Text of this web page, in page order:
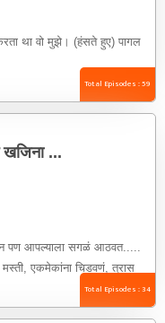
था वो मुझे। (हंसते हुए) पागल
Total Episodes : 59
...
पण आपल्याला सगळं आठवत.....
एकमेकांना चिडवणं, त्रास
Total Episodes : 34